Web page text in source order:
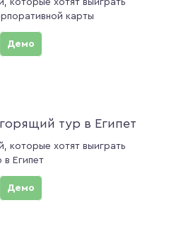
которые хотят выиграть
карты
Демо
тур в Египет
которые хотят выиграть
в Египет
Демо